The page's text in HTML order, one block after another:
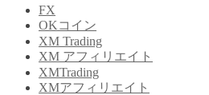
FX
OKコイン
XM Trading
XM アフィリエイト
XMTrading
XMアフィリエイト